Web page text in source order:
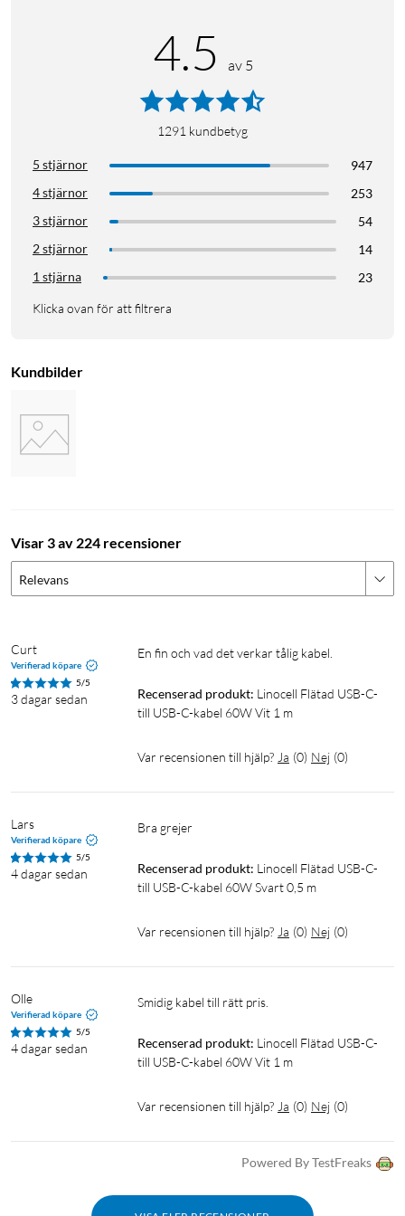
4.5 av 5
1291 kundbetyg
5 stjärnor
947
4 stjärnor
253
3 stjärnor
54
2 stjärnor
14
1 stjärna
23
Klicka ovan för att filtrera
Kundbilder
Visar 3 av 224 recensioner
Relevans
Curt
Verifierad köpare
5/5
3 dagar sedan
En fin och vad det verkar tålig kabel.
Recenserad produkt: Linocell Flätad USB-C-
till USB-C-kabel 60W Vit 1 m
Var recensionen till hjälp? Ja (0) Nej (0)
Lars
Verifierad köpare
5/5
4 dagar sedan
Bra grejer
Recenserad produkt: Linocell Flätad USB-C-
till USB-C-kabel 60W Svart 0,5 m
Var recensionen till hjälp? Ja (0) Nej (0)
Olle
Verifierad köpare
5/5
4 dagar sedan
Smidig kabel till rätt pris.
Recenserad produkt: Linocell Flätad USB-C-
till USB-C-kabel 60W Vit 1 m
Var recensionen till hjälp? Ja (0) Nej (0)
Powered By TestFreaks